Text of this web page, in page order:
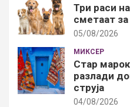
Три раси
сметаат
05/08/2026
МИКСЕР
Стар
разлади
струја
04/08/2026